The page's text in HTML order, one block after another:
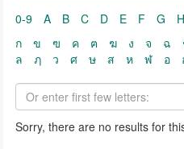
0-9 A B C D E F G H
ก
ข ฃ ค ฅ ฆ ง จ ฉ
ล
ฦ ว ศ ษ ส ห ฬ อ
Sorry, there are no results for